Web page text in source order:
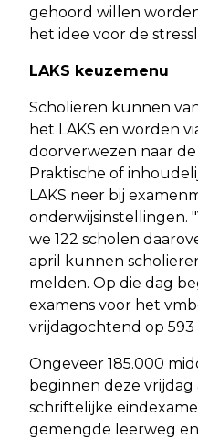
gehoord willen
het idee voor de
LAKS keuzemenu
Scholieren kunnen
het LAKS en worden
doorverwezen naar
Praktische of
LAKS neer bij
onderwijsinstellingen.
we 122 scholen
april kunnen
melden. Op die dag
examens voor het
vrijdagochtend op
Ongeveer 185.000
beginnen deze vrijdag
schriftelijke
gemengde leerweg